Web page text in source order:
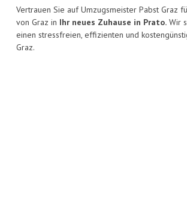
Vertrauen Sie auf Umzugsmeister Pabst Graz
von Graz in Ihr neues Zuhause in Prato. Wir
einen stressfreien, effizienten und
Graz.